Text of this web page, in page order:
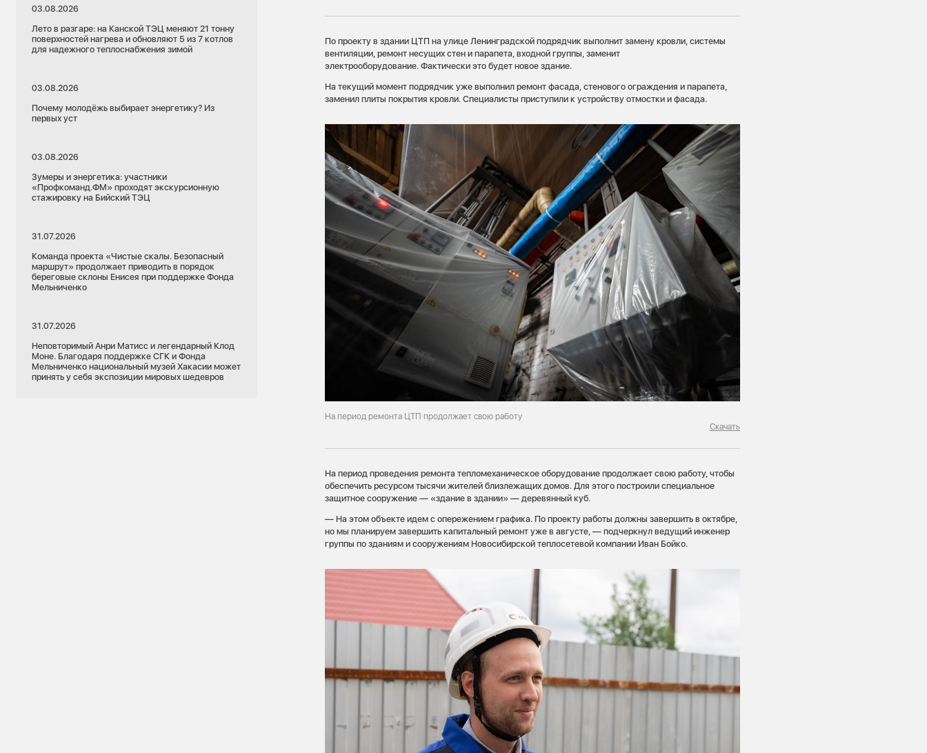
03.08.2026
Лето в разгаре: на Канской ТЭЦ меняют 21 тонну
поверхностей нагрева и обновляют 5 из 7 котлов
для надежного теплоснабжения зимой
03.08.2026
Почему молодёжь выбирает энергетику? Из
первых уст
03.08.2026
Зумеры и энергетика: участники
«Профкоманд.ФМ» проходят экскурсионную
стажировку на Бийский ТЭЦ
31.07.2026
Команда проекта «Чистые скалы. Безопасный
маршрут» продолжает приводить в порядок
береговые склоны Енисея при поддержке Фонда
Мельниченко
31.07.2026
Неповторимый Анри Матисс и легендарный Клод
Моне. Благодаря поддержке СГК и Фонда
Мельниченко национальный музей Хакасии может
принять у себя экспозиции мировых шедевров
По проекту в здании ЦТП на улице Ленинградской подрядчик выполнит замену кровли, системы
вентиляции, ремонт несущих стен и парапета, входной группы, заменит
электрооборудование. Фактически это будет новое здание.
На текущий момент подрядчик уже выполнил ремонт фасада, стенового ограждения и парапета,
заменил плиты покрытия кровли. Специалисты приступили к устройству отмостки и фасада.
На период ремонта ЦТП продолжает свою работу
Скачать
На период проведения ремонта тепломеханическое оборудование продолжает свою работу, чтобы
обеспечить ресурсом тысячи жителей близлежащих домов. Для этого построили специальное
защитное сооружение — «здание в здании» — деревянный куб.
— На этом объекте идем с опережением графика. По проекту работы должны завершить в октябре,
но мы планируем завершить капитальный ремонт уже в августе, — подчеркнул ведущий инженер
группы по зданиям и сооружениям Новосибирской теплосетевой компании Иван Бойко.